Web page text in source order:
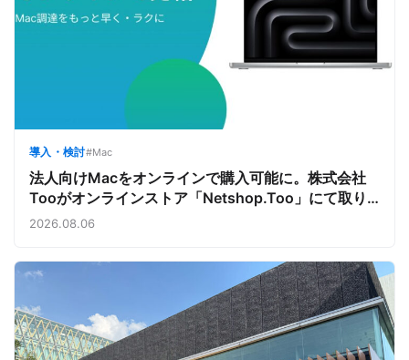
導入・検討#Mac
法人向けMacをオンラインで購入可能に。株式会社
Tooがオンラインストア「Netshop.Too」にて取り
扱いをスタート。デバイス調達の手間を減らし、スピ
2026.08.06